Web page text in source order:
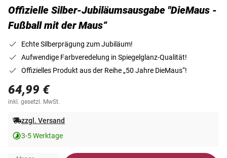
Offizielle Silber-Jubiläumsausgabe "DieMaus -
Fußball mit der Maus“
Echte Silberprägung zum Jubiläum!
Aufwendige Farbveredelung in Spiegelglanz-Qualität!
Offizielles Produkt aus der Reihe „50 Jahre DieMaus“!
64,99 €
inkl. gesetzl. MwSt.
zzgl. Versand
3-5 Werktage